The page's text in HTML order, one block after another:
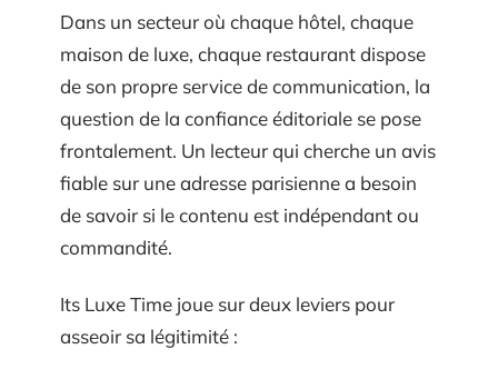
Dans un secteur où chaque hôtel, chaque
maison de luxe, chaque restaurant dispose
de son propre service de communication, la
question de la confiance éditoriale se pose
frontalement. Un lecteur qui cherche un avis
fiable sur une adresse parisienne a besoin
de savoir si le contenu est indépendant ou
commandité.
Its Luxe Time joue sur deux leviers pour
asseoir sa légitimité :